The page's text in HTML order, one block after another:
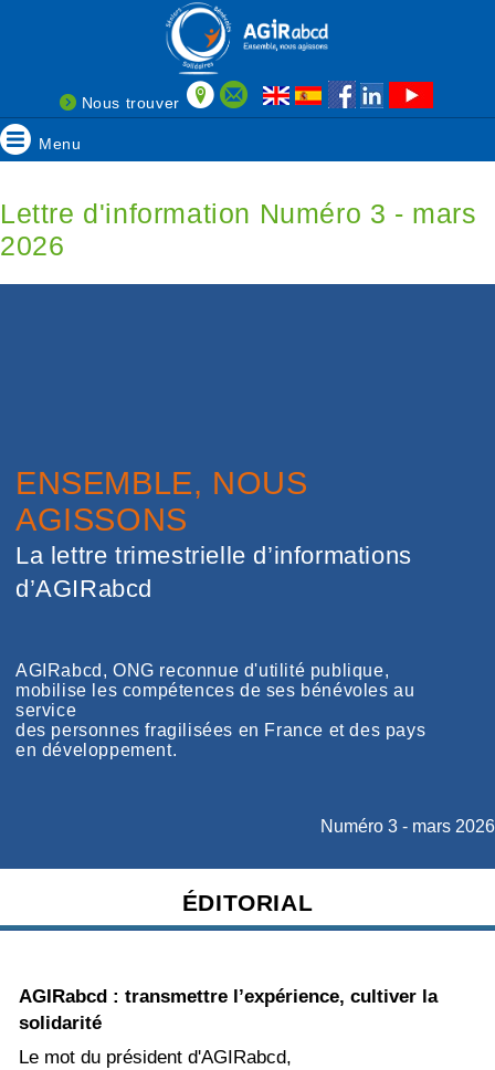
Nous trouver
Menu
Lettre d'information Numéro 3 - mars
2026
ENSEMBLE, NOUS
AGISSONS
La lettre trimestrielle d’informations
d’AGIRabcd
AGIRabcd, ONG reconnue d'utilité publique,
mobilise les compétences de ses bénévoles au
service
des personnes fragilisées en France et des pays
en développement.
Numéro 3 - mars 2026
ÉDITORIAL
AGIRabcd : transmettre l’expérience, cultiver la
solidarité
Le mot du président d'AGIRabcd,